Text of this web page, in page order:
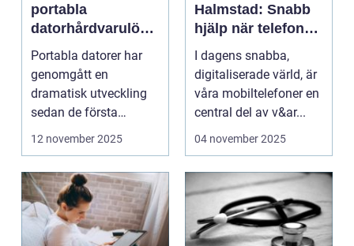
portabla
datorhårdvarulösn
ingar
Portabla datorer har
genomgått en
dramatisk utveckling
sedan de första
bärbara model...
12 november 2025
Halmstad: Snabb
hjälp när telefonen
gått sönder
I dagens snabba,
digitaliserade värld, är
våra mobiltelefoner en
central del av v&ar...
04 november 2025